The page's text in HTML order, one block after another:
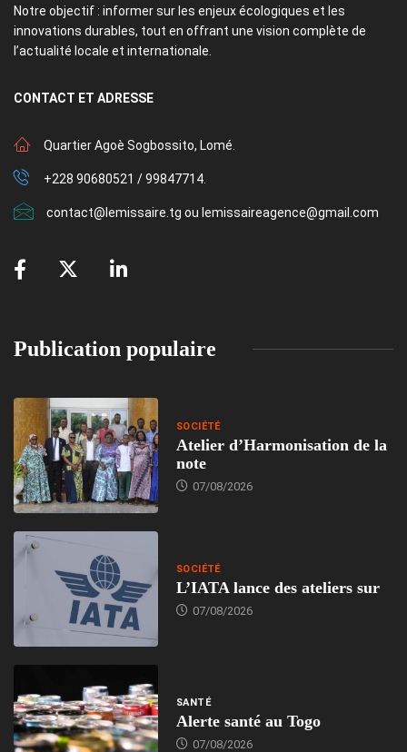
Notre objectif : informer sur les enjeux écologiques et les
innovations durables, tout en offrant une vision complète de
l’actualité locale et internationale.
CONTACT ET ADRESSE
Quartier Agoè Sogbossito, Lomé.
+228 90680521 / 99847714.
contact@lemissaire.tg ou lemissaireagence@gmail.com
Publication populaire
SOCIÉTÉ
Atelier d’Harmonisation de la
note
07/08/2026
SOCIÉTÉ
L’IATA lance des ateliers sur
07/08/2026
SANTÉ
Alerte santé au Togo
07/08/2026